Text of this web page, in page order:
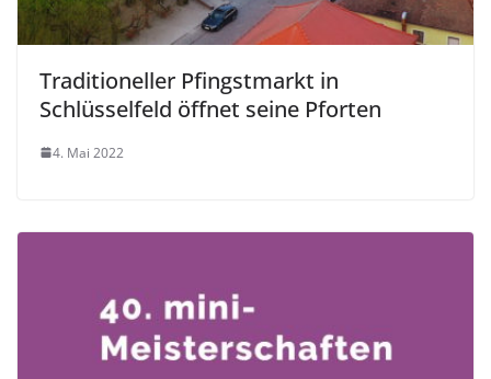
Traditioneller Pfingstmarkt in
Schlüsselfeld öffnet seine Pforten
4. Mai 2022